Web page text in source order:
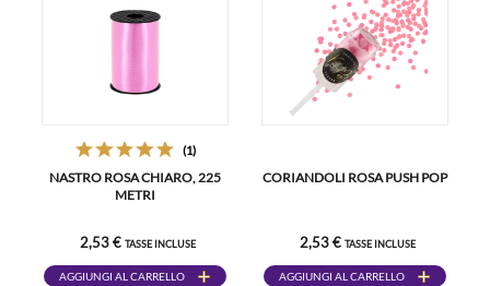
(1)
NASTRO ROSA CHIARO, 225
METRI
2,53 € TASSE INCLUSE
AGGIUNGI AL CARRELLO
CORIANDOLI ROSA PUSH POP
2,53 € TASSE INCLUSE
AGGIUNGI AL CARRELLO